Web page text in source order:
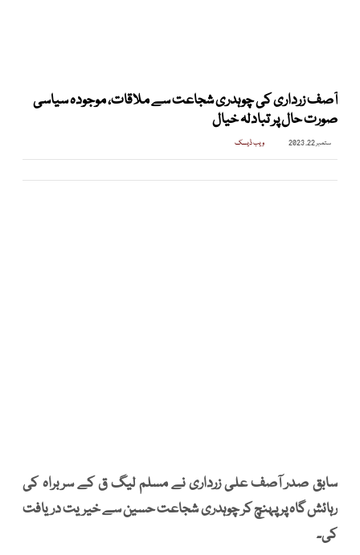
آصف زرداری کی چوہدری شجاعت سے ملاقات، موجودہ سیاسی
صورت حال پر تبادلہ خیال
ستمبر 22, 2023 ویب ڈیسک
سابق صدر آصف علی زرداری نے مسلم لیگ ق کے سربراہ کی
رہائش گاہ پر پہنچ کر چوہدری شجاعت حسین سے خیریت دریافت
کی۔